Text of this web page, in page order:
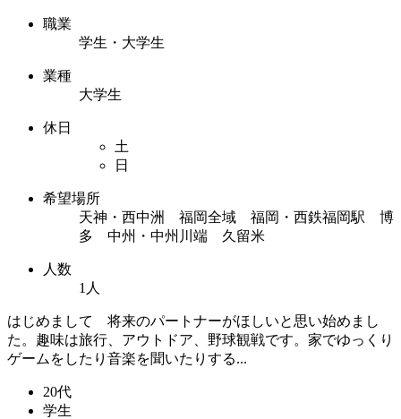
職業
学生・大学生
業種
大学生
休日
土
日
希望場所
天神・西中洲 福岡全域 福岡・西鉄福岡駅 博
多 中州・中州川端 久留米
人数
1人
はじめまして 将来のパートナーがほしいと思い始めまし
た。趣味は旅行、アウトドア、野球観戦です。家でゆっくり
ゲームをしたり音楽を聞いたりする...
20代
学生